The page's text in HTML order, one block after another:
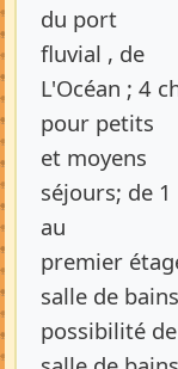
du port
fluvial , de
L'Océan ; 4
pour petits
et moyens
séjours; de
au
premier
salle de
possibilité de